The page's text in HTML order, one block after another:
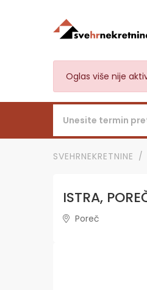
Oglas više nije
SVEHRNEKRETNINE
ISTRA,
Poreč